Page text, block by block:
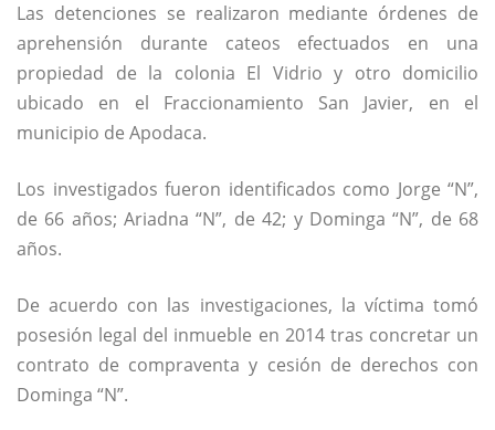
Las detenciones se realizaron mediante órdenes de
aprehensión durante cateos efectuados en una
propiedad de la colonia El Vidrio y otro domicilio
ubicado en el Fraccionamiento San Javier, en el
municipio de Apodaca.
Los investigados fueron identificados como Jorge “N”,
de 66 años; Ariadna “N”, de 42; y Dominga “N”, de 68
años.
De acuerdo con las investigaciones, la víctima tomó
posesión legal del inmueble en 2014 tras concretar un
contrato de compraventa y cesión de derechos con
Dominga “N”.